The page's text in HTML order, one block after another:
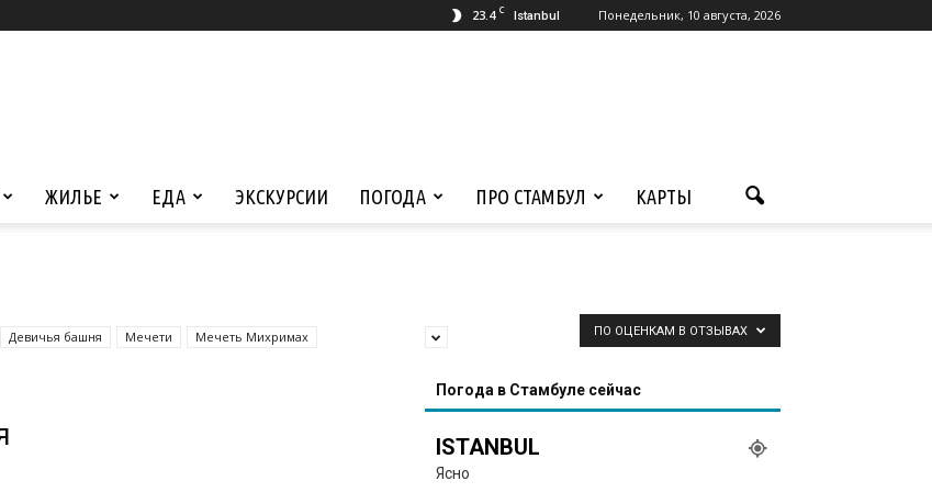
23.4 C Istanbul Понедельник, 10 августа, 2026
ЖИЛЬЕ ЕДА ЭКСКУРСИИ ПОГОДА ПРО СТАМБУЛ КАРТЫ
Девичья башня Мечети
Мечеть Михримах
ПО ОЦЕНКАМ В ОТЗЫВАХ
Погода в Стамбуле сейчас
ISTANBUL
Ясно